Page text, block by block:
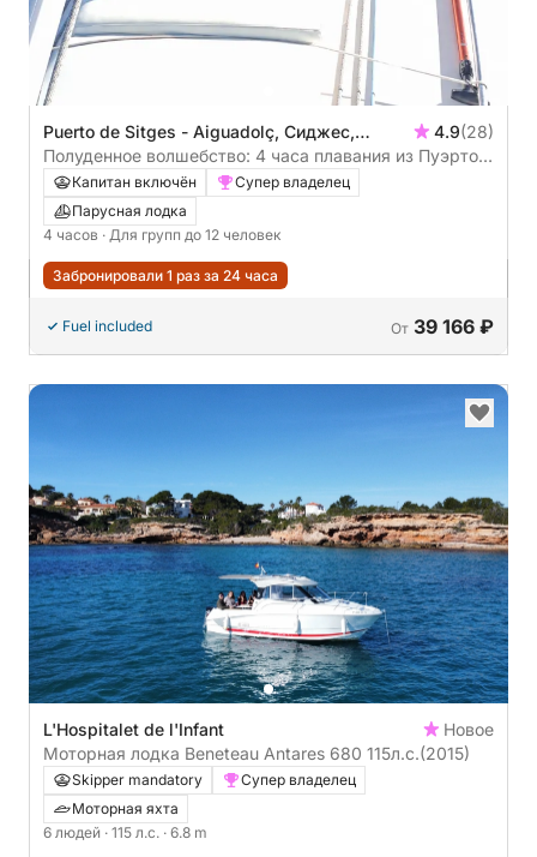
Puerto de Sitges - Aiguadolç, Сиджес,
Испания
4.9(28)
Полуденное волшебство: 4 часа плавания из Пуэрто-
де-Ситжес
Капитан включён
Супер владелец
Парусная лодка
4 часов · Для групп до 12 человек
Забронировали 1 раз за 24 часа
Fuel included От 39 166 ₽
L'Hospitalet de l'Infant
Новое
Моторная лодка Beneteau Antares 680 115л.с.(2015)
Skipper mandatory
Супер владелец
Моторная яхта
6 людей · 115 л.с. · 6.8 m